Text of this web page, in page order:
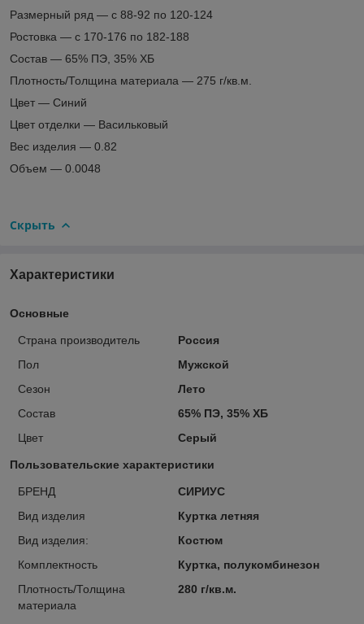
Размерный ряд — с 88-92 по 120-124
Ростовка — с 170-176 по 182-188
Состав — 65% ПЭ, 35% ХБ
Плотность/Толщина материала — 275 г/кв.м.
Цвет — Синий
Цвет отделки — Васильковый
Вес изделия — 0.82
Объем — 0.0048
Скрыть
Характеристики
Основные
Страна производитель
Россия
Пол
Мужской
Сезон
Лето
Состав
65% ПЭ, 35% ХБ
Цвет
Серый
Пользовательские характеристики
БРЕНД
СИРИУС
Вид изделия
Куртка летняя
Вид изделия:
Костюм
Комплектность
Куртка, полукомбинезон
Плотность/Толщина
материала
280 г/кв.м.